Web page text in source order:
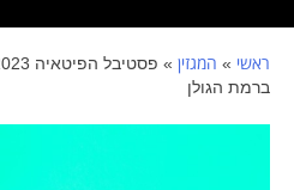
ראשי » המגזין »
ברמת הגולן